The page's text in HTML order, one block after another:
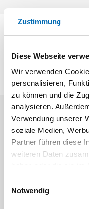
Zustimmung
Diese Webseite
Wir verwenden
personalisieren,
zu können und die
analysieren.
Verwendung unserer
soziale Medien,
Partner führen diese
weiteren Daten
Notwendig
Aktuelle Angebote